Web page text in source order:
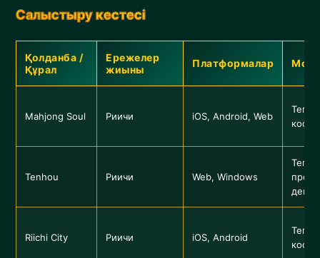
Салыстыру кестесі
Қолданба /
Құрал
Ережелер
жиыны
Платформалар
Mahjong Soul Риичи iOS, Android, Web
Тегін
Tenhou Риичи Web, Windows
Тегін
Riichi City Риичи iOS, Android
Тегін